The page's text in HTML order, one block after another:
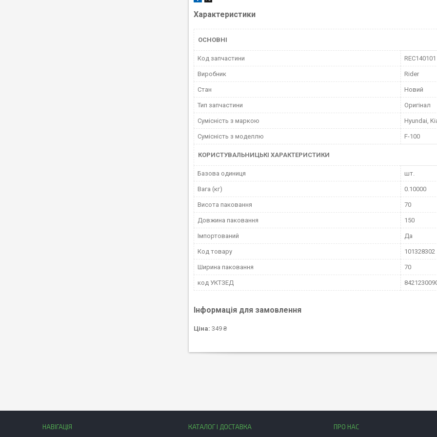
Характеристики
ОСНОВНІ
Код запчастини REC140101
Виробник Rider
Стан Новий
Тип запчастини Оригінал
Сумісність з маркою Hyundai,
Сумісність з моделлю F-100
КОРИСТУВАЛЬНИЦЬКІ ХАРАКТЕРИСТИКИ
Базова одиниця шт.
Вага (кг) 0.10000
Висота паковання 70
Довжина паковання 150
Імпортований Да
Код товару 101328302
Ширина паковання 70
код УКТЗЕД
Інформація для замовлення
Ціна: 349 ₴
НАВІГАЦІЯ КАТАЛОГ І ДОСТАВКА ПРО НАС